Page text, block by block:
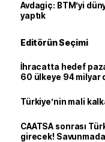
Avdagiç: BTM’yi
yaptık
Editörün Seçimi
İhracatta hedef
60 ülkeye 94 milyar
Türkiye’nin mali
CAATSA sonrası
girecek!